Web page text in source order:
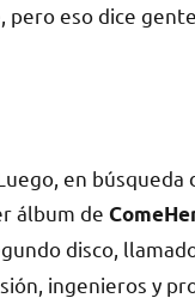
eso dice
en
álbum de
disco,
ingenieros y